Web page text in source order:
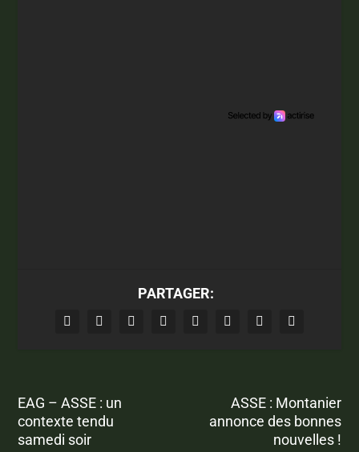
PARTAGER:
EAG – ASSE : un
contexte tendu
samedi soir
ASSE : Montanier
annonce des bonnes
nouvelles !